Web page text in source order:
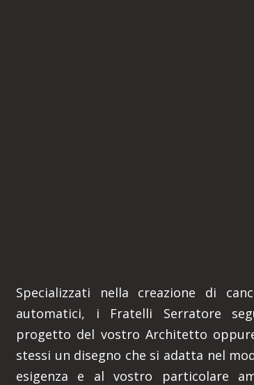
Specializzati nella creazione di
automatici, i Fratelli Serratore
progetto del vostro Architetto
stessi un disegno che si adatta nel
esigenza e al vostro particolare